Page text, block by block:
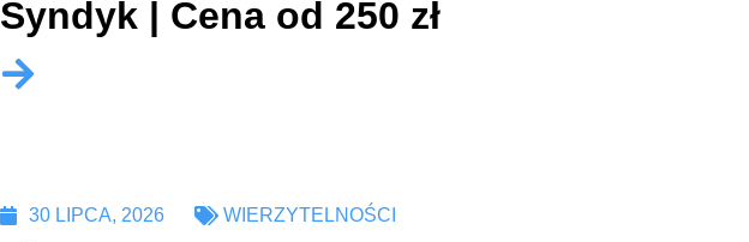
Syndyk | Cena od 250 zł
30 LIPCA, 2026 WIERZYTELNOŚCI